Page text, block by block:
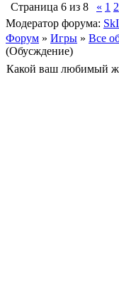
Страница 6 из 8 « 1 2
Модератор форума:
Форум » Игры » Все
(Обусждение)
Какой ваш любимый